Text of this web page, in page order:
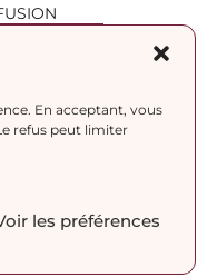
En acceptant, vous
refus peut limiter
les préférences